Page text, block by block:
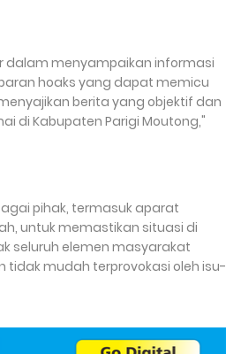
dalam menyampaikan informasi
hoaks yang dapat memicu
berita yang objektif dan
di Kabupaten Parigi Moutong,"
pihak, termasuk aparat
untuk memastikan situasi di
seluruh elemen masyarakat
mudah terprovokasi oleh isu-